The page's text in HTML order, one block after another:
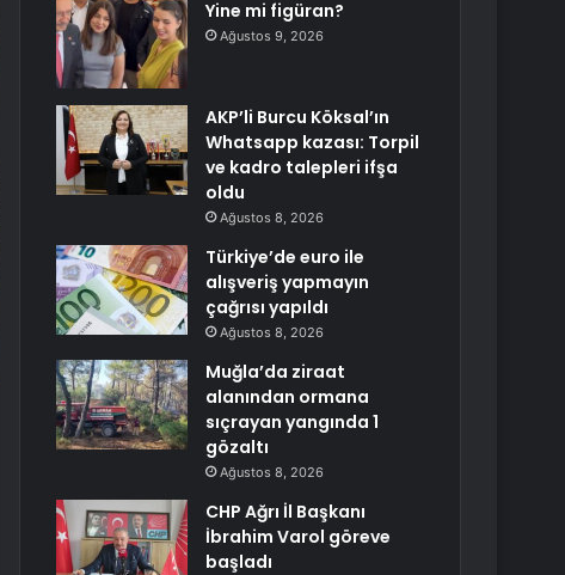
Yine mi figüran?
Ağustos 9, 2026
AKP’li Burcu Köksal’ın
Whatsapp kazası: Torpil
ve kadro talepleri ifşa
oldu
Ağustos 8, 2026
Türkiye’de euro ile
alışveriş yapmayın
çağrısı yapıldı
Ağustos 8, 2026
Muğla’da ziraat
alanından ormana
sıçrayan yangında 1
gözaltı
Ağustos 8, 2026
CHP Ağrı İl Başkanı
İbrahim Varol göreve
başladı